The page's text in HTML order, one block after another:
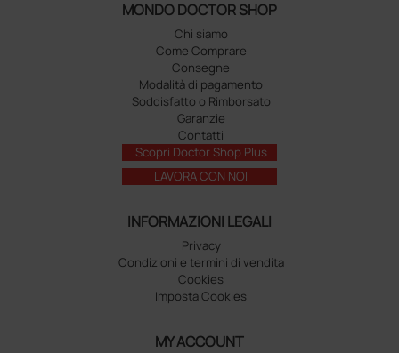
MONDO DOCTOR SHOP
Chi siamo
Come Comprare
Consegne
Modalità di pagamento
Soddisfatto o Rimborsato
Garanzie
Contatti
Scopri Doctor Shop Plus
LAVORA CON NOI
INFORMAZIONI LEGALI
Privacy
Condizioni e termini di vendita
Cookies
Imposta Cookies
MY ACCOUNT